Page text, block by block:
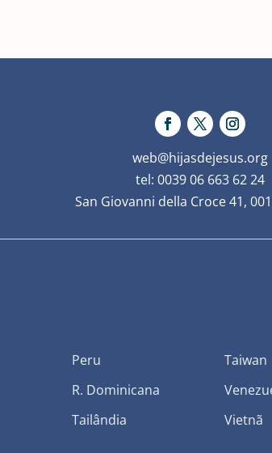
web@hijasdejesus.org
tel: 0039 06 663 62 24
San Giovanni della Croce 41,
Peru
R. Dominicana
Tailândia
Taiwan
Vietnã